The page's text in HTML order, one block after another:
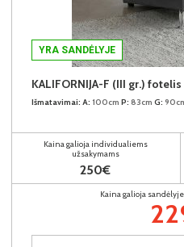
YRA SANDĖLYJE
KALIFORNIJA-F (III gr.)
Išmatavimai: A: 100cm P: 83cm G:
Kaina galioja individualiems
užsakymams
250€
Kaina galioja